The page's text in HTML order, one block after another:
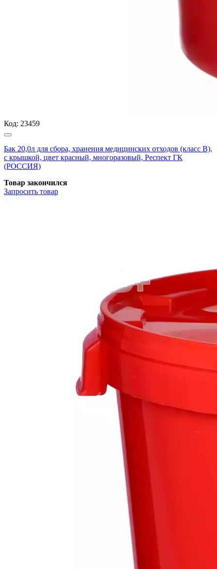
Код: 23459
Бак 20,0л для сбора, хранения медицинских отходов (класс В),
с крышкой, цвет красный, многоразовый, Респект ГК
(РОССИЯ)
Товар закончился
Запросить товар